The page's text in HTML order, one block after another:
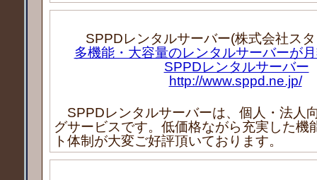
SPPDレンタルサーバー(株式会社ス
多機能・大容量のレンタルサーバーが
SPPDレンタルサーバー
http://www.sppd.ne.jp/
SPPDレンタルサーバーは、個人・法人
グサービスです。低価格ながら充実した機
ト体制が大変ご好評頂いております。